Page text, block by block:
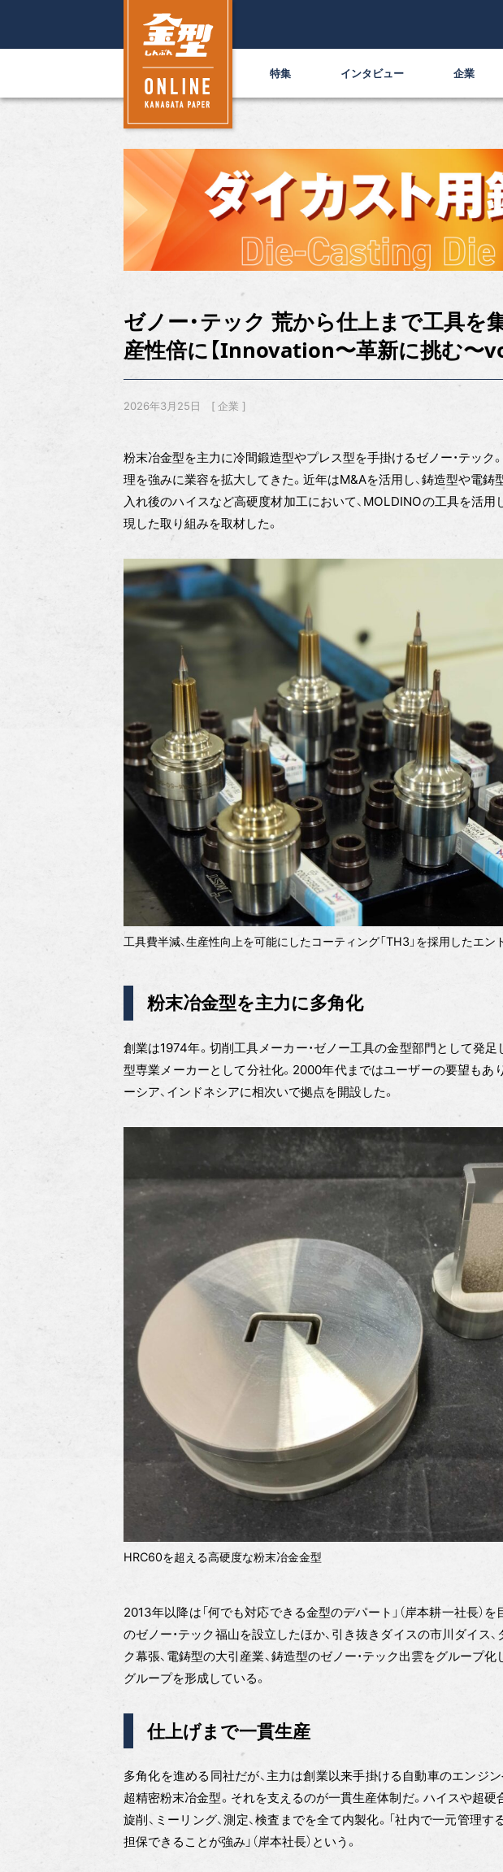
特集 インタビュー 企業
ゼノー・テック 荒から仕上まで工具を
産性倍に【Innovation〜革新に挑む〜
2026年3月25日 企業
粉末冶金型を主力に冷間鍛造型やプレス型を手掛けるゼノー・テック
理を強みに業容を拡大してきた。近年はM&Aを活用し、鋳造型や電鋳
入れ後のハイスなど高硬度材加工において、MOLDINOの工具を活用
現した取り組みを取材した。
工具費半減、生産性向上を可能にしたコーティング「TH3」を採用したエン
粉末冶金型を主力に多角化
創業は1974年。切削工具メーカー・ゼノー工具の金型部門として発足
型専業メーカーとして分社化。2000年代まではユーザーの要望もあり
ーシア、インドネシアに相次いで拠点を開設した。
HRC60を超える高硬度な粉末冶金金型
2013年以降は「何でも対応できる金型のデパート」（岸本耕一社長）
のゼノー・テック福山を設立したほか、引き抜きダイスの市川ダイス
ク幕張、電鋳型の大引産業、鋳造型のゼノー・テック出雲をグループ
グループを形成している。
仕上げまで一貫生産
多角化を進める同社だが、主力は創業以来手掛ける自動車のエンジ
超精密粉末冶金型。それを支えるのが一貫生産体制だ。ハイスや超硬
旋削、ミーリング、測定、検査までを全て内製化。「社内で一元管理
担保できることが強み」（岸本社長）という。